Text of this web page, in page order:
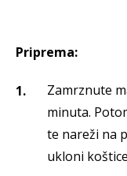
Priprema:
Zamrznute
minuta.
te nareži na
ukloni